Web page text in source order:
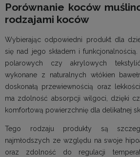
Porównanie koców
rodzajami koców
Wybierając odpowiedni produkt dla
się nad jego składem i
polarowych czy akrylowych
wykonane z naturalnych włókien
doskonałą przewiewnością oraz
ma zdolność absorpcji wilgoci, dzięki
komfortową powierzchnię dla delikatnej
Tego rodzaju produkty są
najmłodszych ze względu na swoje
oraz zdolność do regulacji